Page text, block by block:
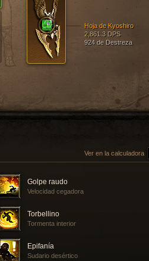
Hoja de Kyoshiro
2,861.3 DPS
924 de Destreza
Ver en la calculadora
Golpe raudo
Velocidad cegadora
Torbellino
Tormenta interior
Epifanía
Sudario desértico